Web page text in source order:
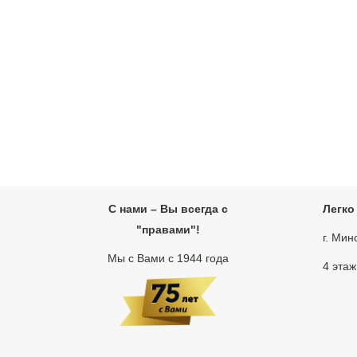
С нами – Вы всегда с
"правами"!
Мы с Вами с 1944 года
г.
4